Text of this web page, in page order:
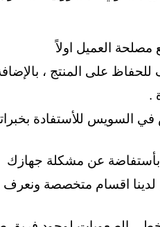
العميل اولاً
على المنتج ،
.
للأستفادة بخبراته
بأستفاضة عن مشكلة جهازك
لدينا اقسام متخصصة